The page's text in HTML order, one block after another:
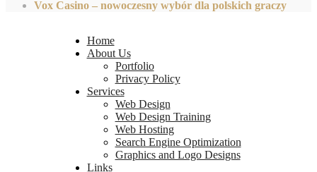
Vox Casino – nowoczesny wybór dla polskich graczy
Home
About Us
Portfolio
Privacy Policy
Services
Web Design
Web Design Training
Web Hosting
Search Engine Optimization
Graphics and Logo Designs
Links